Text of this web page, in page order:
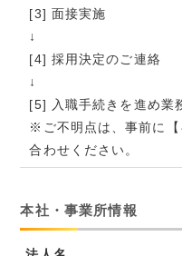
[3] 面接実施
↓
[4] 採用決定のご連絡
↓
[5] 入職手続きを進め業
※ご不明点は、事前に
合わせください。
本社・事業所情報